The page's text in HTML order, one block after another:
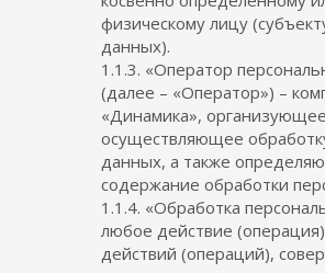
физическому лицу
данных).
1.1.3. «Оператор
(далее – «Оператор») –
«Динамика»,
осуществляющее
данных, а также
содержание обработки
1.1.4. «Обработка
любое действие
действий (операций),